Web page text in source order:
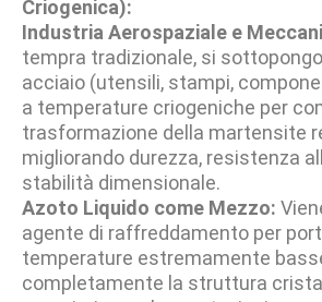
Criogenica):
Industria Aerospaziale e
tempra tradizionale, si
acciaio (utensili, stampi,
a temperature criogeniche per
trasformazione della martensite
migliorando durezza, resistenza
stabilità dimensionale.
Azoto Liquido come Mezzo:
agente di raffreddamento per
temperature estremamente
completamente la struttura